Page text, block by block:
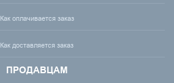
Как оплачивается заказ
Как доставляется заказ
ПРОДАВЦАМ